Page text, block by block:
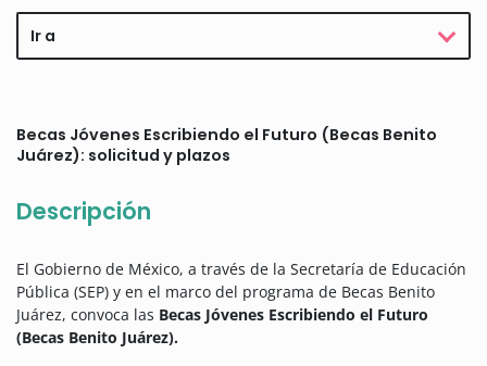
Ir a
Becas Jóvenes Escribiendo el Futuro (Becas Benito
Juárez): solicitud y plazos
Descripción
El Gobierno de México, a través de la Secretaría de Educación
Pública (SEP) y en el marco del programa de Becas Benito
Juárez, convoca las Becas Jóvenes Escribiendo el Futuro
(Becas Benito Juárez).